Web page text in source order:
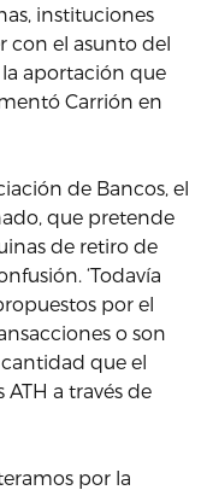
instituciones
con el asunto del
aportación que
Carrión en
de Bancos, el
que pretende
de retiro de
‘Todavía
por el
o son
que el
a través de
por la